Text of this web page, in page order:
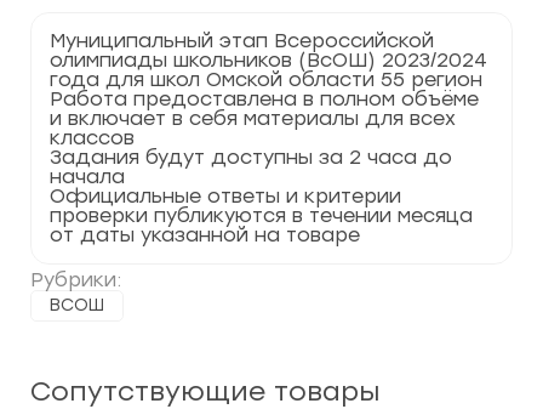
Муниципальный этап Всероссийской
олимпиады школьников (ВсОШ) 2023/2024
года для школ Омской области 55 регион
Работа предоставлена в полном объёме
и включает в себя материалы для всех
классов
Задания будут доступны за 2 часа до
начала
Официальные ответы и критерии
проверки публикуются в течении месяца
от даты указанной на товаре
Рубрики:
ВСОШ
2024
г.
Омская
область
55
регион
Сопутствующие товары